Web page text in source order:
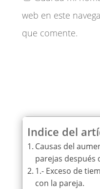
web en este
que comente.
Indice del
Causas del
parejas después
1.- Exceso de
con la pareja.